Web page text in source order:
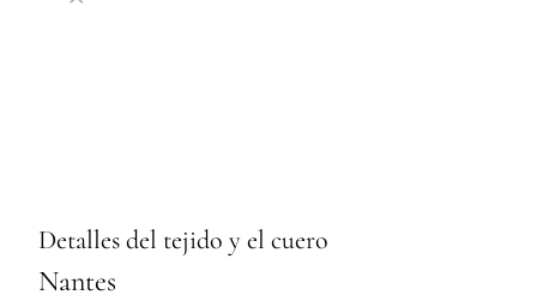
Detalles del tejido y el cuero
Nantes